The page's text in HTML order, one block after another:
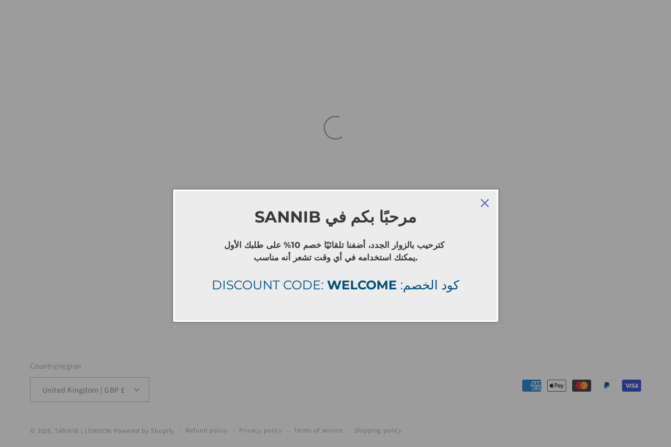
FacebookInstagram
Country/region
United Kingdom | GBP £
Payment
© 2026, SANNIB | LONDON Powered by Shopify Refund policy Privacy policy Terms of service Shipping policy
SANNIB
كترحيب بالزوار الجدد، أضفنا تلقائيًا خصم 10% على طلبك الأول
يمكنك استخدامه في أي وقت تشعر أنه مناسب.
DISCOUNT CODE: WELCOME :كود الخصم